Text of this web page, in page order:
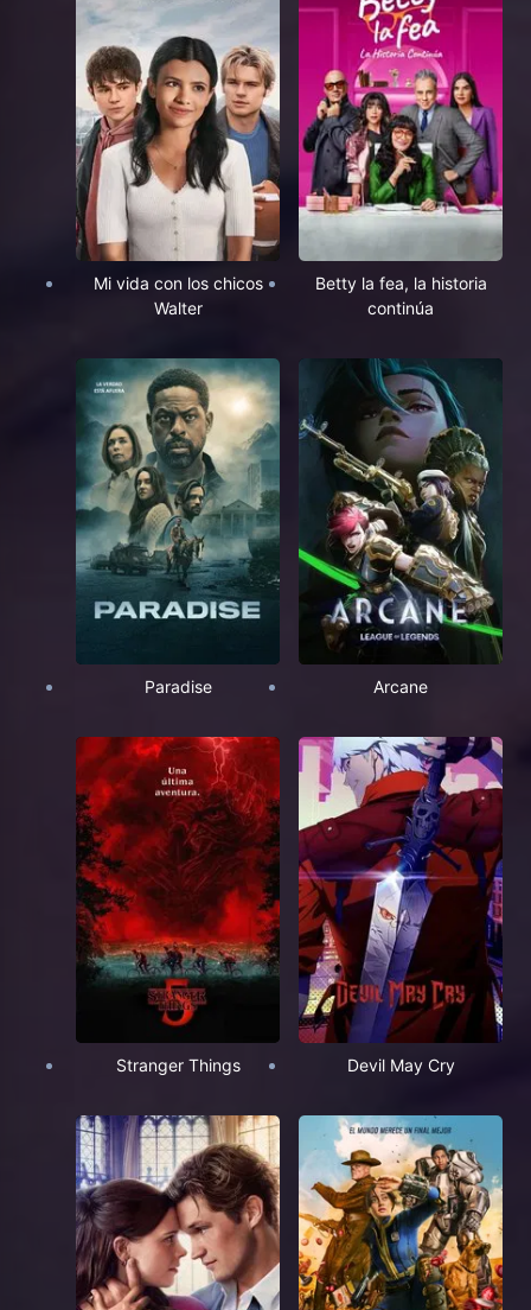
Mi vida con los chicos
Walter
Betty la fea, la historia
continúa
Paradise Arcane
Stranger Things Devil May Cry